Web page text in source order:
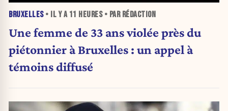
BRUXELLES• IL Y A 11 HEURES• PAR RÉDACTION
Une femme de 33 ans violée près du
piétonnier à Bruxelles : un appel à
témoins diffusé